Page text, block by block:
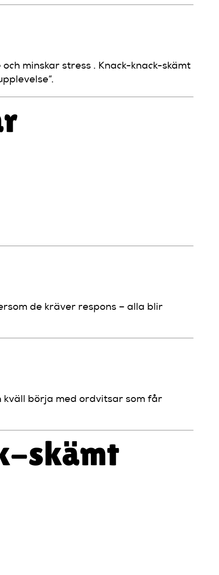
minskar stress . Knack-knack-skämt
de kräver respons – alla blir
kväll börja med ordvitsar som får
skämt